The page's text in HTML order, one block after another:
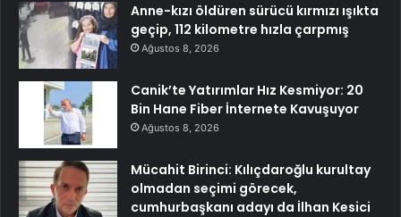
Anne-kızı öldüren sürücü kırmızı ışıkta
geçip, 112 kilometre hızla çarpmış
Ağustos 8, 2026
Canik’te Yatırımlar Hız Kesmiyor: 20
Bin Hane Fiber İnternete Kavuşuyor
Ağustos 8, 2026
Mücahit Birinci: Kılıçdaroğlu kurultay
olmadan seçimi görecek,
cumhurbaşkanı adayı da İlhan Kesici